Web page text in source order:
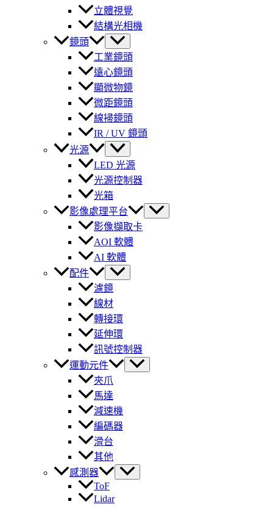
立體視覺
結構光相機
鏡頭
工業鏡頭
遠心鏡頭
顯微物鏡
微距鏡頭
線掃鏡頭
IR / UV 鏡頭
光源
LED 光源
光源控制器
光箱
影像處理平台
影像擷取卡
AOI 軟體
AI 軟體
配件
濾鏡
線材
轉接環
延伸環
訊號控制器
運動元件
夾爪
馬達
減速機
編碼器
滑台
其他
感測器
ToF
Lidar